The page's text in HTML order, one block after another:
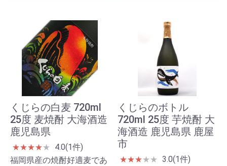
くじらの白麦 720ml
25度 麦焼酎 大海酒造
鹿児島県
★★★★★
4.0(1件)
福岡県産の焼酎好適麦であ
くじらのボトル
720ml 25度 芋焼酎 大
海酒造 鹿児島県 鹿屋
市
★★★★★ 3.0(1件)